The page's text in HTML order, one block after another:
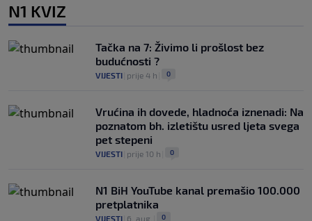
N1 KVIZ
Tačka na 7: Živimo li prošlost bez
budućnosti ?
VIJESTI prije 4 h 0
Vrućina ih dovede, hladnoća iznenadi: Na
poznatom bh. izletištu usred ljeta svega
pet stepeni
VIJESTI prije 10 h 0
N1 BiH YouTube kanal premašio 100.000
pretplatnika
VIJESTI 6. aug. 0